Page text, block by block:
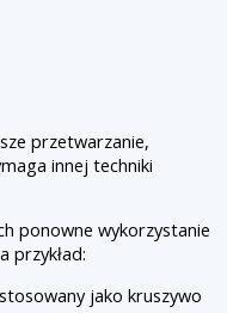
przetwarzanie,
innej techniki
ponowne wykorzystanie
przykład:
jako kruszywo